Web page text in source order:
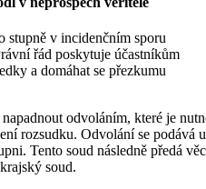
stupně v incidenčním sporu
řád poskytuje účastníkům
a domáhat se přezkumu
odvoláním, které je
rozsudku. Odvolání se podává u
Tento soud následně předá věc
soud.